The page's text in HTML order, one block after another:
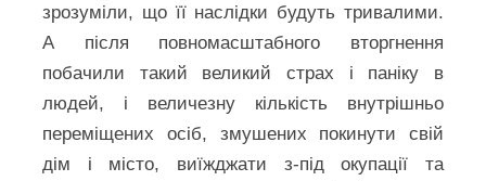
зрозуміли, що її наслідки будуть тривалими.
А після повномасштабного вторгнення
побачили такий великий страх і паніку в
людей, і величезну кількість внутрішньо
переміщених осіб, змушених покинути свій
дім і місто, виїжджати з-під окупації та